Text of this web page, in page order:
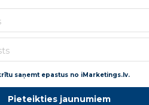
saņemt epastus no iMarketings.lv.
Pieteikties jaunumiem